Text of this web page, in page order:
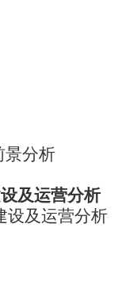
景分析
及运营分析
设及运营分析